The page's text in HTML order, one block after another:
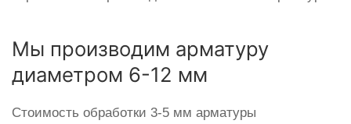
Мы производим арматуру
диаметром 6-12 мм
Стоимость обработки 3-5 мм арматуры